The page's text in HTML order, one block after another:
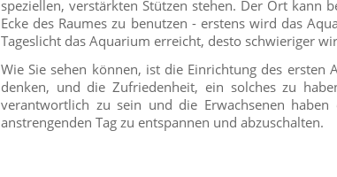
speziellen, verstärkten Stützen stehen. Der Ort kann
Ecke des Raumes zu benutzen - erstens wird das
Tageslicht das Aquarium erreicht, desto schwieriger
Wie Sie sehen können, ist die Einrichtung des
denken, und die Zufriedenheit, ein solches zu
verantwortlich zu sein und die Erwachsenen
anstrengenden Tag zu entspannen und abzuschalten.